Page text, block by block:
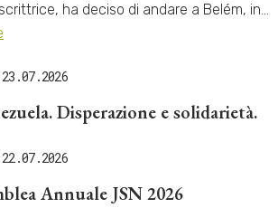
ha deciso di andare a Belém, in…
23.07.2026
Disperazione e solidarietà.
22.07.2026
Annuale JSN 2026